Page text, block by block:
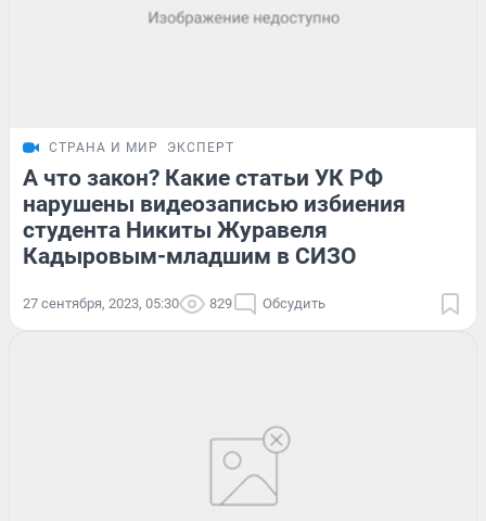
СТРАНА И МИР ЭКСПЕРТ
А что закон? Какие статьи УК РФ
нарушены видеозаписью избиения
студента Никиты Журавеля
Кадыровым-младшим в СИЗО
27 сентября, 2023, 05:30 829 Обсудить